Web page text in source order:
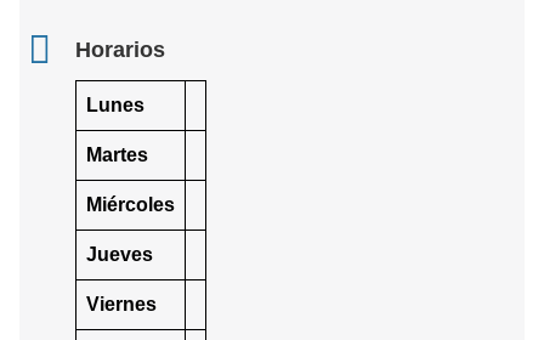
Horarios
Lunes
Martes
Miércoles
Jueves
Viernes